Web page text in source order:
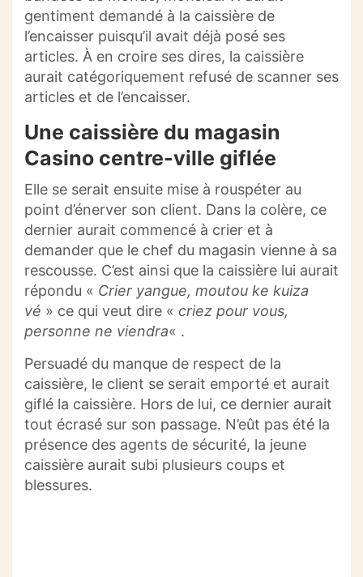
gentiment demandé à la caissière de
l’encaisser puisqu’il avait déjà posé ses
articles. À en croire ses dires, la caissière
aurait catégoriquement refusé de scanner ses
articles et de l’encaisser.
Une caissière du magasin
Casino centre-ville giflée
Elle se serait ensuite mise à rouspéter au
point d’énerver son client. Dans la colère, ce
dernier aurait commencé à crier et à
demander que le chef du magasin vienne à sa
rescousse. C’est ainsi que la caissière lui aurait
répondu « Crier yangue, moutou ke kuiza
vé » ce qui veut dire « criez pour vous,
personne ne viendra« .
Persuadé du manque de respect de la
caissière, le client se serait emporté et aurait
giflé la caissière. Hors de lui, ce dernier aurait
tout écrasé sur son passage. N’eût pas été la
présence des agents de sécurité, la jeune
caissière aurait subi plusieurs coups et
blessures.